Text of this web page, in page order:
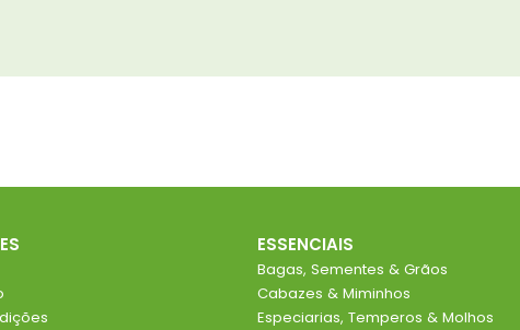
ESSENCIAIS
Bagas, Sementes & Grãos
Cabazes & Miminhos
Especiarias, Temperos & Molhos